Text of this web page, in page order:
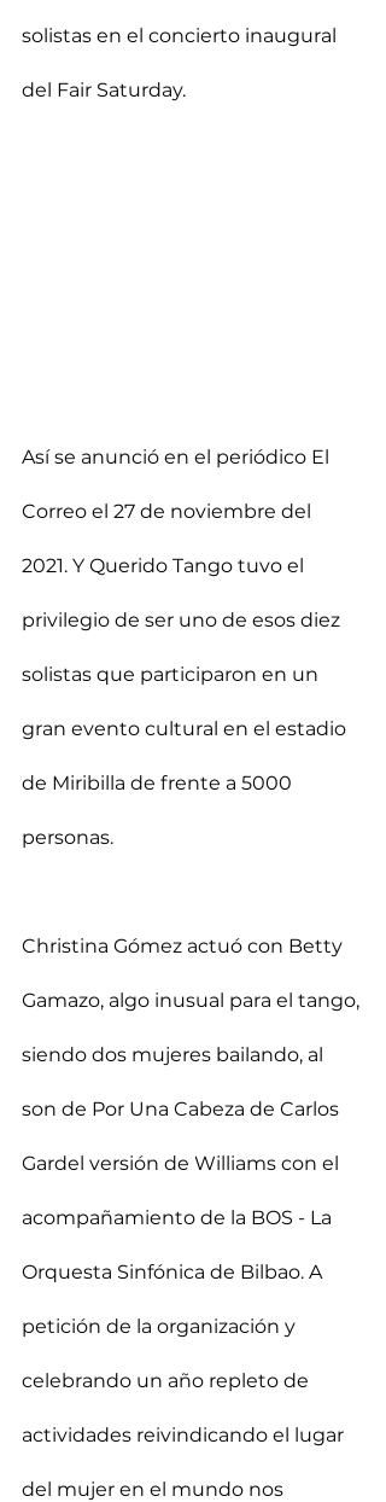
solistas en el concierto inaugural
del Fair Saturday.
Así se anunció en el periódico El
Correo el 27 de noviembre del
2021. Y Querido Tango tuvo el
privilegio de ser uno de esos diez
solistas que participaron en un
gran evento cultural en el estadio
de Miribilla de frente a 5000
personas.
Christina Gómez actuó con Betty
Gamazo, algo inusual para el tango,
siendo dos mujeres bailando, al
son de Por Una Cabeza de Carlos
Gardel versión de Williams con el
acompañamiento de la BOS - La
Orquesta Sinfónica de Bilbao. A
petición de la organización y
celebrando un año repleto de
actividades reivindicando el lugar
del mujer en el mundo nos